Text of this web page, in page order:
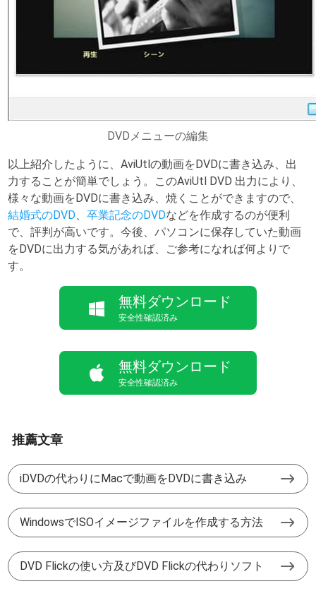
DVDメニューの編集
以上紹介したように、AviUtlの動画をDVDに書き込み、出
力することが簡単でしょう。このAviUtl DVD 出力により、
様々な動画をDVDに書き込み、焼くことができますので、
結婚式のDVD、卒業記念のDVDなどを作成するのが便利
で、評判が高いです。今後、パソコンに保存していた動画
をDVDに出力する気があれば、ご参考になれば何よりで
す。
無料ダウンロード
安全性確認済み
無料ダウンロード
安全性確認済み
推薦文章
iDVDの代わりにMacで動画をDVDに書き込み
WindowsでISOイメージファイルを作成する方法
DVD Flickの使い方及びDVD Flickの代わりソフト